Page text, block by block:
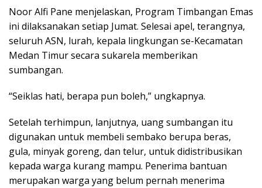
Noor Alfi Pane menjelaskan, Program Timbangan Emas
ini dilaksanakan setiap Jumat. Selesai apel, terangnya,
seluruh ASN, lurah, kepala lingkungan se-Kecamatan
Medan Timur secara sukarela memberikan
sumbangan.
“Seiklas hati, berapa pun boleh,” ungkapnya.
Setelah terhimpun, lanjutnya, uang sumbangan itu
digunakan untuk membeli sembako berupa beras,
gula, minyak goreng, dan telur, untuk didistribusikan
kepada warga kurang mampu. Penerima bantuan
merupakan warga yang belum pernah menerima